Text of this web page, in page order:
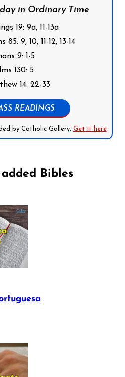
in Ordinary Time
19: 9a, 11-13a
85: 9, 10, 11-12, 13-14
9: 1-5
130: 5
14: 22-33
READINGS
by Catholic Gallery. Get it here
Bibles